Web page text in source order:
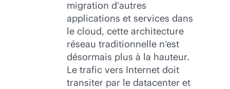
migration d’autres
applications et services dans
le cloud, cette architecture
réseau traditionnelle n’est
désormais plus à la hauteur.
Le trafic vers Internet doit
transiter par le datacenter et